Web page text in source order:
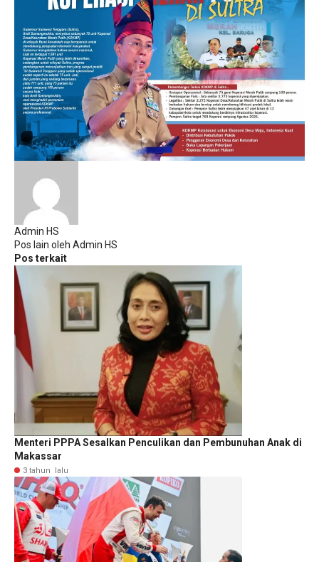
Admin HS
Pos lain oleh Admin HS
Pos terkait
Menteri PPPA Sesalkan Penculikan dan Pembunuhan Anak di
Makassar
3 tahun lalu